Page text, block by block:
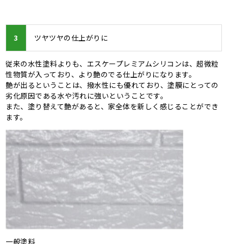
3 ツヤツヤの仕上がりに
従来の水性塗料よりも、エスケープレミアムシリコンは、超微粒
性物質が入っており、より艶のでる仕上がりになります。
艶が出るということは、撥水性にも優れており、塗膜にとっての
劣化原因である水や汚れに強いということです。
また、塗り替えて艶があると、家全体を新しく感じることができ
ます。
一般塗料